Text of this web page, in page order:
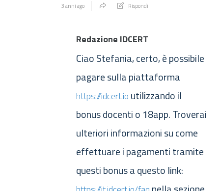
3 anni ago Rispondi
Redazione IDCERT
Ciao Stefania, certo, è possibile
pagare sulla piattaforma
https://idcert.io utilizzando il
bonus docenti o 18app. Troverai
ulteriori informazioni su come
effettuare i pagamenti tramite
questi bonus a questo link: